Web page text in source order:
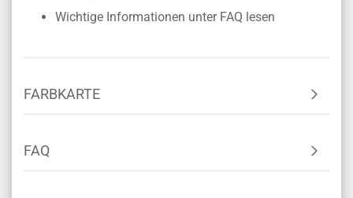
Wichtige Informationen unter FAQ lesen
FARBKARTE
FAQ